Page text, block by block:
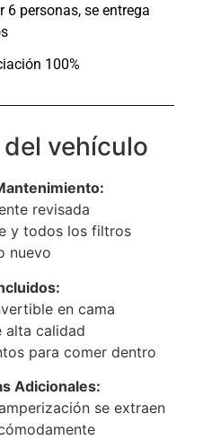
6 personas, se entrega
100%
vehículo
revisada
y todos los filtros
nuevo
en cama
alta calidad
para comer dentro
Adicionales:
se extraen